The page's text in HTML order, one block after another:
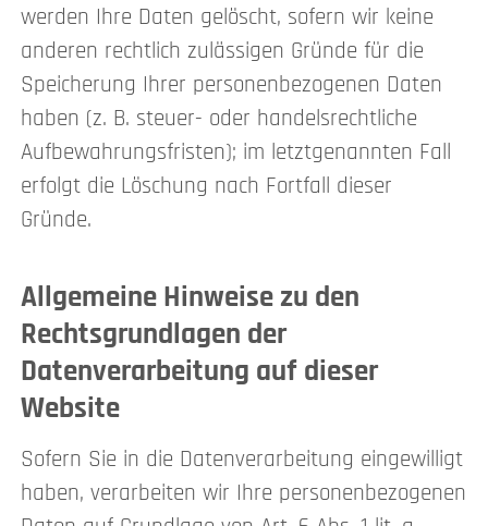
werden Ihre Daten gelöscht, sofern wir keine
anderen rechtlich zulässigen Gründe für die
Speicherung Ihrer personenbezogenen Daten
haben (z. B. steuer- oder handelsrechtliche
Aufbewahrungsfristen); im letztgenannten Fall
erfolgt die Löschung nach Fortfall dieser
Gründe.
Allgemeine Hinweise zu den
Rechtsgrundlagen der
Datenverarbeitung auf dieser
Website
Sofern Sie in die Datenverarbeitung eingewilligt
haben, verarbeiten wir Ihre personenbezogenen